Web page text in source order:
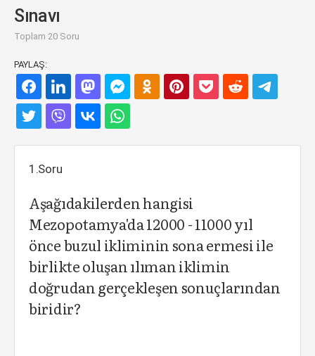
Sınavı
Toplam 20 Soru
PAYLAŞ:
1.Soru
Aşağıdakilerden hangisi
Mezopotamya'da 12000 - 11000 yıl
önce buzul ikliminin sona ermesi ile
birlikte oluşan ılıman iklimin
doğrudan gerçekleşen sonuçlarından
biridir?